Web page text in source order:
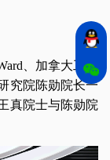
、加拿大工程
究院陈勋院长一
真院士与陈勋院